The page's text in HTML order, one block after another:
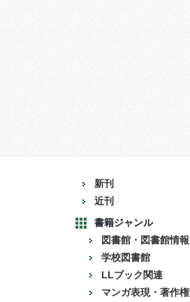
新刊
近刊
書籍ジャンル
図書館・図書館情報
学校図書館
LLブック関連
マンガ表現・著作権